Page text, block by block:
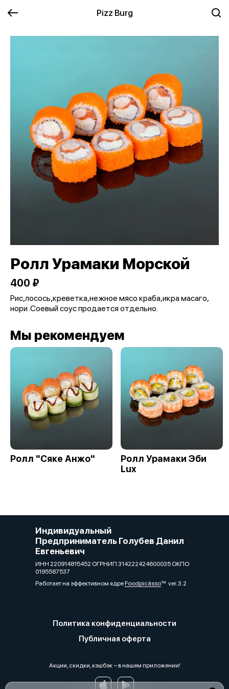
Pizz Burg
Ролл Урамаки Морской
400 ₽
Рис,лосось,креветка,нежное мясо краба,икра масаго,
нори .Соевый соус продается отдельно.
Мы рекомендуем
Ролл "Сяке Анжо"
Ролл Урамаки Эби
Lux
Индивидуальный
Предприниматель Голубев Данил
Евгеньевич
ИНН 220914815452 ОГРНИП 314222424600035 ОКПО
0195587537
Работает на эффективном ядреFoodpicássover. 3.2
Политика конфиденциальности
Публичная оферта
Акции, скидки, кэшбэк − в нашем приложении!